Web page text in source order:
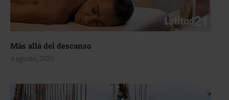
Más allá del descanso
4 agosto, 2026